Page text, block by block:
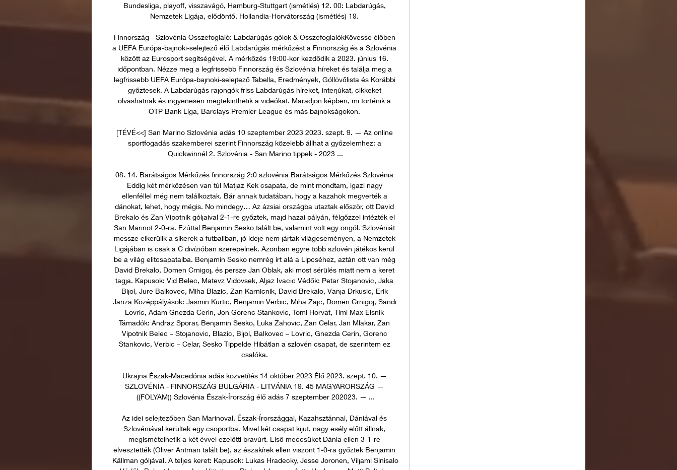
Bundesliga, playoff, visszavágó, Hamburg-Stuttgart (ismétlés) 12. 00: Labdarúgás,
Nemzetek Ligája, elődöntő, Hollandia-Horvátország (ismétlés) 19.
Finnország - Szlovénia Összefoglaló: Labdarúgás gólok & ÖsszefoglalókKövesse élőben
a UEFA Európa-bajnoki-selejtező élő Labdarúgás mérkőzést a Finnország és a Szlovénia
között az Eurosport segítségével. A mérkőzés 19:00-kor kezdődik a 2023. június 16.
időpontban. Nézze meg a legfrissebb Finnország és Szlovénia híreket és találja meg a
legfrissebb UEFA Európa-bajnoki-selejtező Tabella, Eredmények, Góllövőlista és Korábbi
győztesek. A Labdarúgás rajongók friss Labdarúgás híreket, interjúkat, cikkeket
olvashatnak és ingyenesen megtekinthetik a videókat. Maradjon képben, mi történik a
OTP Bank Liga, Barclays Premier League és más bajnokságokon.
[TÉVÉ<<] San Marino Szlovénia adás 10 szeptember 2023 2023. szept. 9. — Az online
sportfogadás szakemberei szerint Finnország közelebb állhat a győzelemhez: a
Quickwinnél 2. Szlovénia - San Marino tippek - 2023 ...
08. 14. Barátságos Mérkőzés finnország 2:0 szlovénia Barátságos Mérkőzés Szlovénia
Eddig két mérkőzésen van túl Matjaz Kek csapata, de mint mondtam, igazi nagy
ellenféllel még nem találkoztak. Bár annak tudatában, hogy a kazahok megverték a
dánokat, lehet, hogy mégis. No mindegy… Az ázsiai országba utaztak először, ott David
Brekalo és Zan Vipotnik góljaival 2-1-re győztek, majd hazai pályán, félgőzzel intézték el
San Marinot 2-0-ra. Ezúttal Benjamin Sesko talált be, valamint volt egy öngól. Szlovéniát
messze elkerülik a sikerek a futballban, jó ideje nem jártak világeseményen, a Nemzetek
Ligájában is csak a C divízióban szerepelnek. Azonban egyre több szlovén játékos kerül
be a világ elitcsapataiba. Benjamin Sesko nemrég írt alá a Lipcséhez, aztán ott van még
David Brekalo, Domen Crnigoj, és persze Jan Oblak, aki most sérülés miatt nem a keret
tagja. Kapusok: Vid Belec, Matevz Vidovsek, Aljaz Ivacic Védők: Petar Stojanovic, Jaka
Bijol, Jure Balkovec, Miha Blazic, Zan Karnicnik, David Brekalo, Vanja Drkusic, Erik
Janza Középpályások: Jasmin Kurtic, Benjamin Verbic, Miha Zajc, Domen Crnigoj, Sandi
Lovric, Adam Gnezda Cerin, Jon Gorenc Stankovic, Tomi Horvat, Timi Max Elsnik
Támadók: Andraz Sporar, Benjamin Sesko, Luka Zahovic, Zan Celar, Jan Mlakar, Zan
Vipotnik Belec – Stojanovic, Blazic, Bijol, Balkovec – Lovric, Gnezda Cerin, Gorenc
Stankovic, Verbic – Celar, Sesko Tippelde Hibátlan a szlovén csapat, de szerintem ez
csalóka.
Ukrajna Észak-Macedónia adás közvetítés 14 október 2023 Élő 2023. szept. 10. —
SZLOVÉNIA - FINNORSZÁG BULGÁRIA - LITVÁNIA 19. 45 MAGYARORSZÁG —
((FOLYAM)) Szlovénia Észak-Írország élő adás 7 szeptember 202023. — ...
Az idei selejtezőben San Marinoval, Észak-Írországgal, Kazahsztánnal, Dániával és
Szlovéniával kerültek egy csoportba. Mivel két csapat kijut, nagy esély előtt állnak,
megismételhetik a két évvel ezelőtti bravúrt. Első meccsüket Dánia ellen 3-1-re
elvesztették (Oliver Antman talált be), az északírek ellen viszont 1-0-ra győztek Benjamin
Källman góljával. A teljes keret: Kapusok: Lukas Hradecky, Jesse Joronen, Viljami Sinisalo